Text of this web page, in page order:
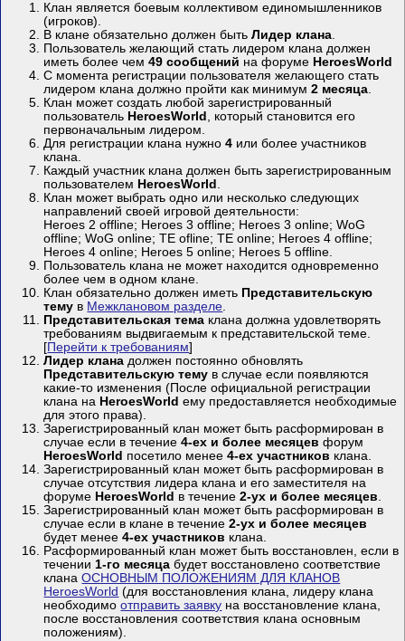
Клан является боевым коллективом единомышленников
(игроков).
В клане обязательно должен бытьЛидер клана.
Пользователь желающий стать лидером клана должен
иметь более чем49 сообщений на форуме HeroesWorld
С момента регистрации пользователя желающего стать
лидером клана должно пройти как минимум2 месяца.
Клан может создать любой зарегистрированный
пользователь HeroesWorld , который становится его
первоначальным лидером.
Для регистрации клана нужно4 или более участников
клана.
Каждый участник клана должен быть зарегистрированным
пользователем HeroesWorld .
Клан может выбрать одно или несколько следующих
направлений своей игровой деятельности:
Heroes 2 offline; Heroes 3 offline; Heroes 3 online; WoG
offline; WoG online; TE ofline; TE online; Heroes 4 offline;
Heroes 4 online; Heroes 5 online; Heroes 5 offline.
Пользователь клана не может находится одновременно
более чем в одном клане.
Клан обязательно должен иметь Представительскую
тему в Межклановом разделе.
Представительская тема клана должна удовлетворять
требованиям выдвигаемым к представительской теме.
[Перейти к требованиям]
Лидер клана должен постоянно обновлять
Представительскую тему в случае если появляются
какие-то изменения (После официальной регистрации
клана на HeroesWorld ему предоставляется необходимые
для этого права).
Зарегистрированный клан может быть расформирован в
случае если в течение4-ех и более месяцев форум
HeroesWorld посетило менее4-ех участников клана.
Зарегистрированный клан может быть расформирован в
случае отсутствия лидера клана и его заместителя на
форуме HeroesWorld в течение2-ух и более месяцев.
Зарегистрированный клан может быть расформирован в
случае если в клане в течение2-ух и более месяцев
будет менее4-ех участников клана.
Расформированный клан может быть восстановлен, если в
течении1-го месяца будет восстановлено соответствие
кланаОСНОВНЫМ ПОЛОЖЕНИЯМ ДЛЯ КЛАНОВ
HeroesWorld (для восстановления клана, лидеру клана
необходимоотправить заявку на восстановление клана,
после восстановления соответствия клана основным
положениям).